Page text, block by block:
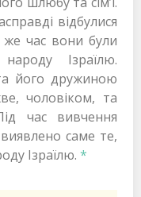
відбулися
же час вони були
Ізраїлю.
його дружиною
чоловіком, та
час вивчення
саме те,
Ізраїлю. *